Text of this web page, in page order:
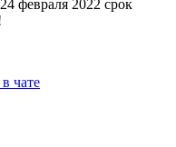
февраля 2022 срок
чате